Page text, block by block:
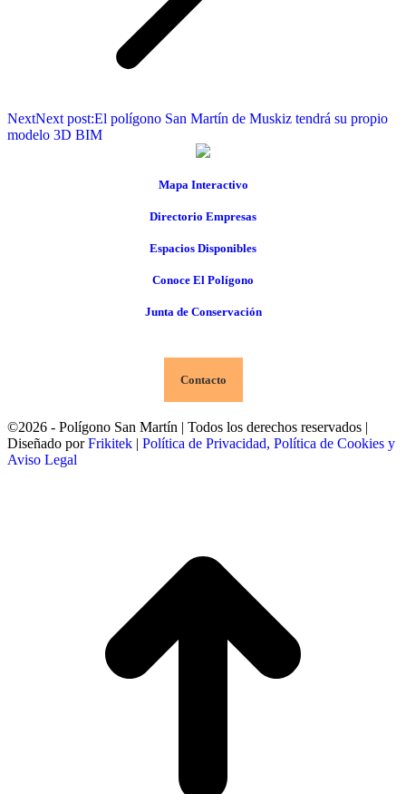
NextNext post:El polígono San Martín de Muskiz tendrá su propio
modelo 3D BIM
Mapa Interactivo
Directorio Empresas
Espacios Disponibles
Conoce El Polígono
Junta de Conservación
Contacto
©2026 - Polígono San Martín | Todos los derechos reservados |
Diseñado porFrikitek | Política de Privacidad, Política de Cookies y
Aviso Legal